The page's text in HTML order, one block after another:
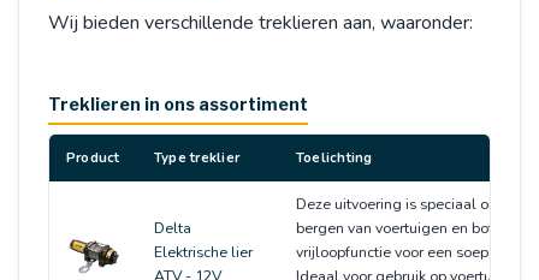
Wij bieden verschillende treklieren aan, waaronder:
Treklieren in ons assortiment
Product Type treklier Toelichting
Delta
Elektrische lier
Deze uitvoering is speciaal
bergen van voertuigen en boten en
vrijloopfunctie voor een soepele